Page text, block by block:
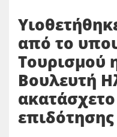
από το
Τουρισμού
Βουλευτή
επιδότησης